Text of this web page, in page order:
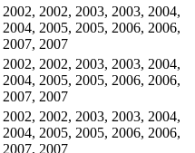
2002, 2002, 2003, 2003, 2004,
2004, 2005, 2005, 2006, 2006,
2007, 2007
2002, 2002, 2003, 2003, 2004,
2004, 2005, 2005, 2006, 2006,
2007, 2007
2002, 2002, 2003, 2003, 2004,
2004, 2005, 2005, 2006, 2006,
2007, 2007